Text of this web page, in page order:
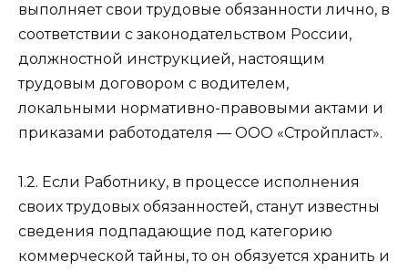
выполняет свои трудовые обязанности лично, в
соответствии с законодательством России,
должностной инструкцией, настоящим
трудовым договором с водителем,
локальными нормативно-правовыми актами и
приказами работодателя — ООО «Стройпласт».
1.2. Если Работнику, в процессе исполнения
своих трудовых обязанностей, станут известны
сведения подпадающие под категорию
коммерческой тайны, то он обязуется хранить и